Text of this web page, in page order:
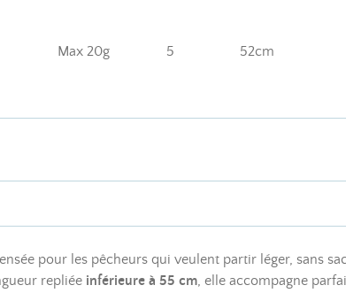
Max 20g 5 52cm
pour les pêcheurs qui veulent partir léger, sans
repliée inférieure à 55 cm, elle accompagne